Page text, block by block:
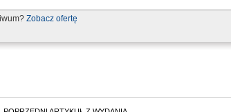
Zobacz ofertę